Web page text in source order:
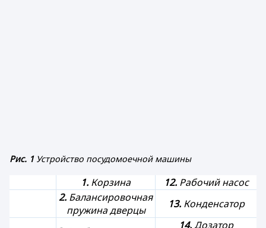
Рис. 1Устройство посудомоечной машины
1. Корзина 12.Рабочий насос
2. Балансировочная
пружина дверцы
13.Конденсатор
14.Дозатор